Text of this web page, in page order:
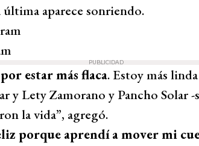
aparece sonriendo.
PUBLICIDAD
estar más flaca. Estoy más
y Lety Zamorano y Pancho Solar
la vida”, agregó.
porque aprendí a mover mi